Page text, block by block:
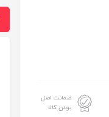
ضمانت اصل
بودن کالا